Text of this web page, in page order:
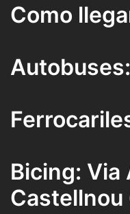
Como
Bicing: Via
Castellnou